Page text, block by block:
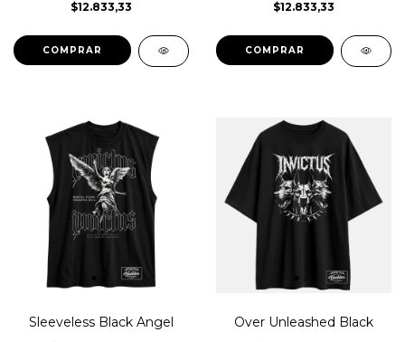
$12.833,33
COMPRAR
$12.833,33
COMPRAR
Sleeveless Black Angel Over Unleashed Black